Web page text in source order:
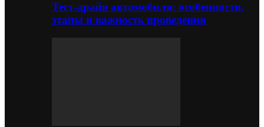
Тест-драйв автомобиля: особенности,
этапы и важность проведения